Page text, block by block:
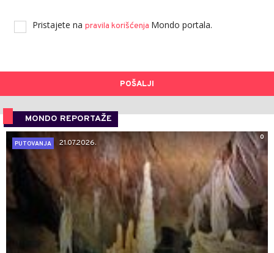
Pristajete na pravila korišćenja Mondo portala.
POŠALJI
MONDO REPORTAŽE
0
PUTOVANJA
21.07.2026.